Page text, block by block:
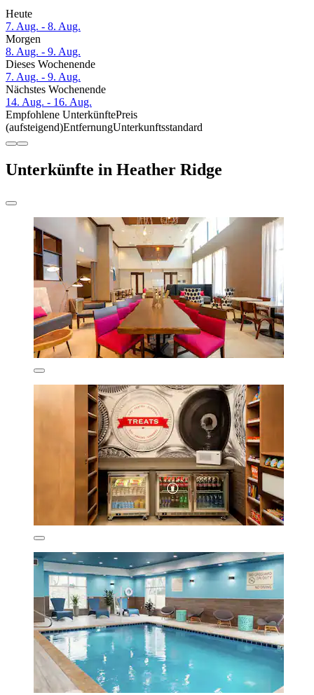
Heute
7. Aug. - 8. Aug.
Morgen
8. Aug. - 9. Aug.
Dieses Wochenende
7. Aug. - 9. Aug.
Nächstes Wochenende
14. Aug. - 16. Aug.
Empfohlene UnterkünftePreis
(aufsteigend)EntfernungUnterkunftsstandard
Unterkünfte in Heather Ridge